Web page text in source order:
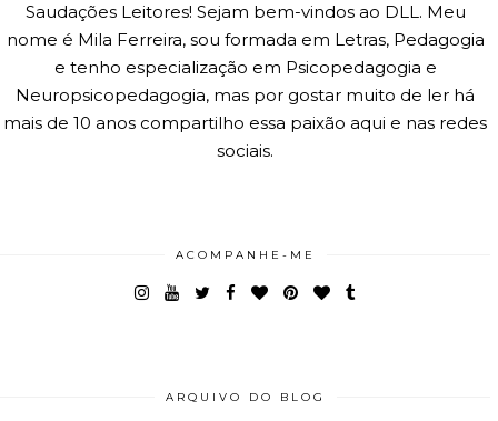
Saudações Leitores! Sejam bem-vindos ao DLL. Meu
nome é Mila Ferreira, sou formada em Letras, Pedagogia
e tenho especialização em Psicopedagogia e
Neuropsicopedagogia, mas por gostar muito de ler há
mais de 10 anos compartilho essa paixão aqui e nas redes
sociais.
ACOMPANHE-ME
ARQUIVO DO BLOG